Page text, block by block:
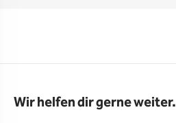
Wir helfen dir gerne weiter.